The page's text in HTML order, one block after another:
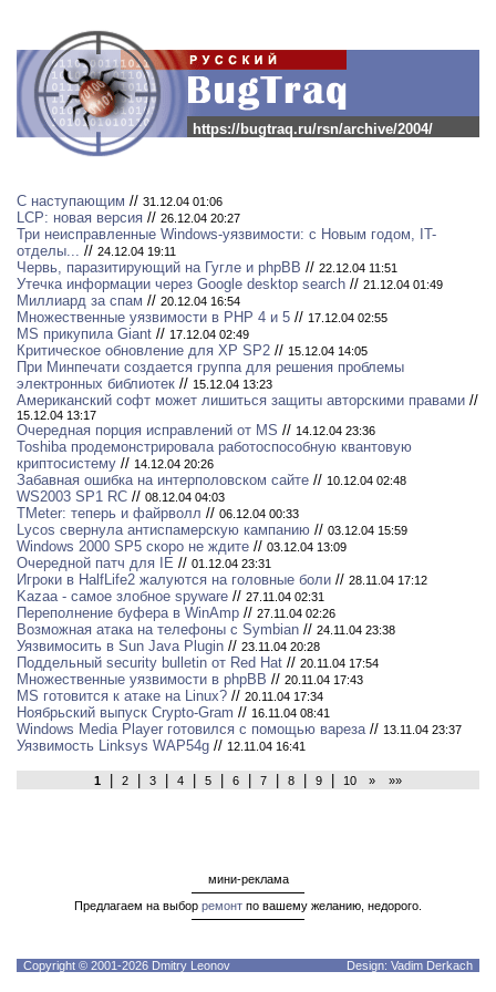
https://bugtraq.ru/rsn/archive/2004/
С наступающим // 31.12.04 01:06
LCP: новая версия // 26.12.04 20:27
Три неисправленные Windows-уязвимости: с Новым годом, IT-
отделы... // 24.12.04 19:11
Червь, паразитирующий на Гугле и phpBB // 22.12.04 11:51
Утечка информации через Google desktop search // 21.12.04 01:49
Миллиард за спам // 20.12.04 16:54
Множественные уязвимости в PHP 4 и 5 // 17.12.04 02:55
MS прикупила Giant // 17.12.04 02:49
Критическое обновление для XP SP2 // 15.12.04 14:05
При Минпечати создается группа для решения проблемы
электронных библиотек // 15.12.04 13:23
Американский софт может лишиться защиты авторскими правами //
15.12.04 13:17
Очередная порция исправлений от MS // 14.12.04 23:36
Toshiba продемонстрировала работоспособную квантовую
криптосистему // 14.12.04 20:26
Забавная ошибка на интерполовском сайте // 10.12.04 02:48
WS2003 SP1 RC // 08.12.04 04:03
TMeter: теперь и файрволл // 06.12.04 00:33
Lycos свернула антиспамерскую кампанию // 03.12.04 15:59
Windows 2000 SP5 скоро не ждите // 03.12.04 13:09
Очередной патч для IE // 01.12.04 23:31
Игроки в HalfLife2 жалуются на головные боли // 28.11.04 17:12
Kazaa - самое злобное spyware // 27.11.04 02:31
Переполнение буфера в WinAmp // 27.11.04 02:26
Возможная атака на телефоны с Symbian // 24.11.04 23:38
Уязвимосить в Sun Java Plugin // 23.11.04 20:28
Поддельный security bulletin от Red Hat // 20.11.04 17:54
Множественные уязвимости в phpBB // 20.11.04 17:43
MS готовится к атаке на Linux? // 20.11.04 17:34
Ноябрьский выпуск Crypto-Gram // 16.11.04 08:41
Windows Media Player готовился с помощью вареза// 13.11.04 23:37
Уязвимость Linksys WAP54g // 12.11.04 16:41
1 2 3 4 5 6 7 8 9 10 » »»
мини-реклама
Предлагаем на выбор ремонт по вашему желанию, недорого.
Copyright © 2001-2026 Dmitry Leonov Design: Vadim Derkach